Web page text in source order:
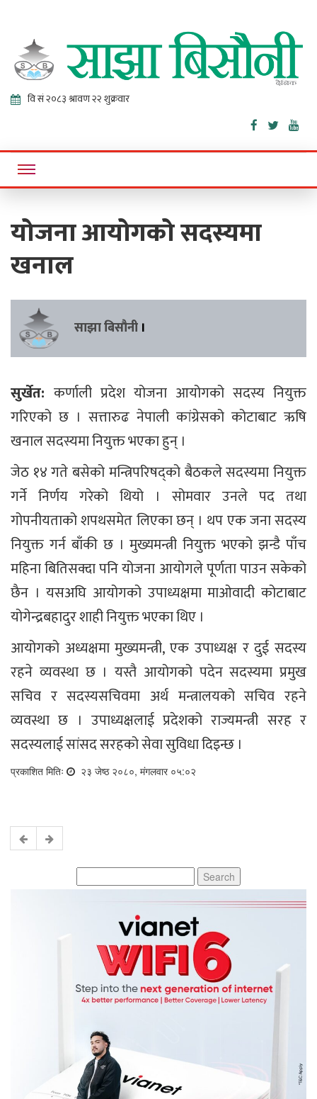
Sajha
Bisaunee
Online News Portal
योजना आयोगको सदस्यमा
खनाल
साझा बिसौनी ।
सुर्खेत: कर्णाली प्रदेश योजना आयोगको सदस्य नियुक्त
गरिएको छ । सत्तारुढ नेपाली कांग्रेसको कोटाबाट ऋषि
खनाल सदस्यमा नियुक्त भएका हुन् ।
जेठ १४ गते बसेको मन्त्रिपरिषद्को बैठकले सदस्यमा नियुक्त
गर्ने निर्णय गरेको थियो । सोमवार उनले पद तथा
गोपनीयताको शपथसमेत लिएका छन् । थप एक जना सदस्य
नियुक्त गर्न बाँकी छ । मुख्यमन्त्री नियुक्त भएको झन्डै पाँच
महिना बितिसक्दा पनि योजना आयोगले पूर्णता पाउन सकेको
छैन । यसअघि आयोगको उपाध्यक्षमा माओवादी कोटाबाट
योगेन्द्रबहादुर शाही नियुक्त भएका थिए ।
आयोगको अध्यक्षमा मुख्यमन्त्री, एक उपाध्यक्ष र दुई सदस्य
रहने व्यवस्था छ । यस्तै आयोगको पदेन सदस्यमा प्रमुख
सचिव र सदस्यसचिवमा अर्थ मन्त्रालयको सचिव रहने
व्यवस्था छ । उपाध्यक्षलाई प्रदेशको राज्यमन्त्री सरह र
सदस्यलाई सांसद सरहको सेवा सुविधा दिइन्छ ।
प्रकाशित मितिः २३ जेष्ठ २०८०, मंगलवार ०५:०२
for: